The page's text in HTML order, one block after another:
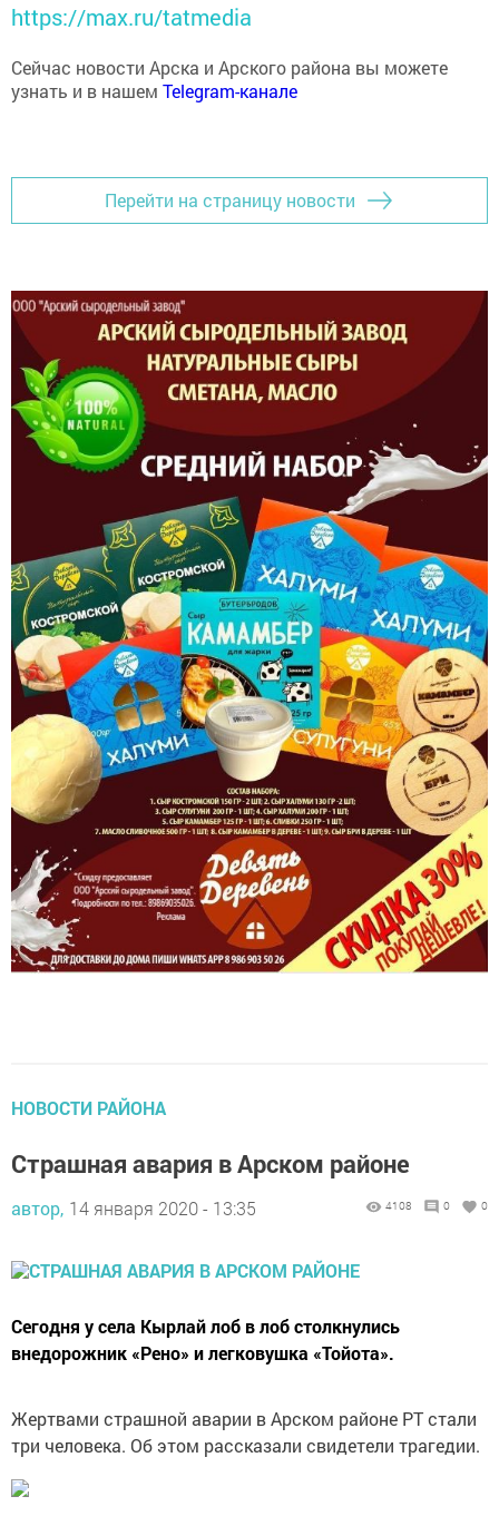
https://max.ru/tatmedia
Сейчас новости Арска и Арского района вы можете
узнать и в нашем Telegram-канале
Перейти на страницу новости
НОВОСТИ РАЙОНА
Страшная авария в Арском районе
автор, 14 января 2020 - 13:35 4108 0 0
Сегодня у села Кырлай лоб в лоб столкнулись
внедорожник «Рено» и легковушка «Тойота».
Жертвами страшной аварии в Арском районе РТ стали
три человека. Об этом рассказали свидетели трагедии.